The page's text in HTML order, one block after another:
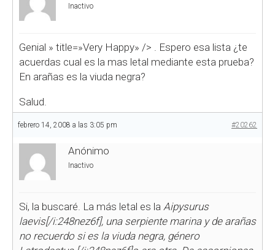
Inactivo
Genial » title=»Very Happy» /> . Espero esa lista ¿te
acuerdas cual es la mas letal mediante esta prueba?
En arañas es la viuda negra?
Salud.
febrero 14, 2008 a las 3:05 pm #20262
Anónimo
Inactivo
Si, la buscaré. La más letal es la Aipysurus
laevis[/i:248nez6f], una serpiente marina y de arañas
no recuerdo si es la viuda negra, género